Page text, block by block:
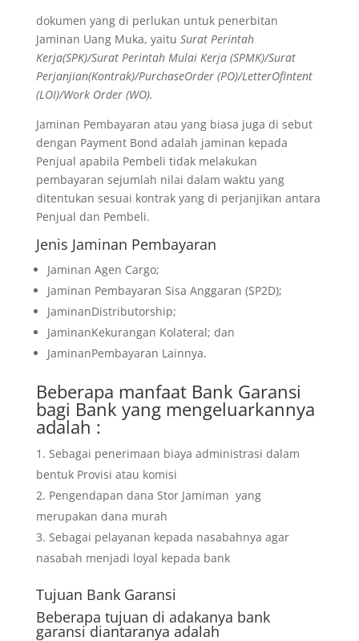
dokumen yang di perlukan untuk penerbitan
Jaminan Uang Muka, yaitu Surat Perintah
Kerja(SPK)/Surat Perintah Mulai Kerja (SPMK)/Surat
Perjanjian(Kontrak)/PurchaseOrder (PO)/LetterOfIntent
(LOI)/Work Order (WO).
Jaminan Pembayaran atau yang biasa juga di sebut
dengan Payment Bond adalah jaminan kepada
Penjual apabila Pembeli tidak melakukan
pembayaran sejumlah nilai dalam waktu yang
ditentukan sesuai kontrak yang di perjanjikan antara
Penjual dan Pembeli.
Jenis Jaminan Pembayaran
Jaminan Agen Cargo;
Jaminan Pembayaran Sisa Anggaran (SP2D);
JaminanDistributorship;
JaminanKekurangan Kolateral; dan
JaminanPembayaran Lainnya.
Beberapa manfaat Bank Garansi
bagi Bank yang mengeluarkannya
adalah :
Sebagai penerimaan biaya administrasi dalam
bentuk Provisi atau komisi
Pengendapan dana Stor Jamiman yang
merupakan dana murah
Sebagai pelayanan kepada nasabahnya agar
nasabah menjadi loyal kepada bank
Tujuan Bank Garansi
Beberapa tujuan di adakanya bank
garansi diantaranya adalah